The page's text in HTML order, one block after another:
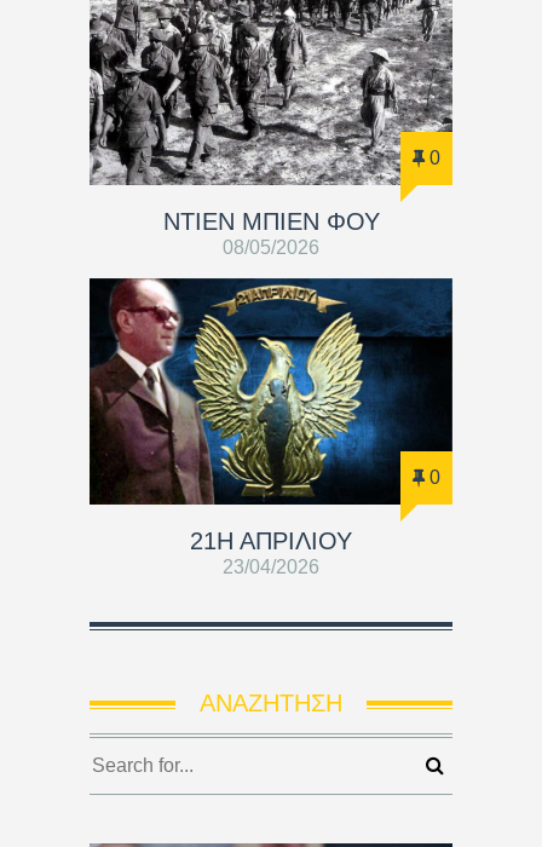
0
ΝΤΙΕΝ ΜΠΙΕΝ ΦΟΥ
08/05/2026
0
21Η ΑΠΡΙΛΙΟΥ
23/04/2026
ΑΝΑΖΉΤΗΣΗ